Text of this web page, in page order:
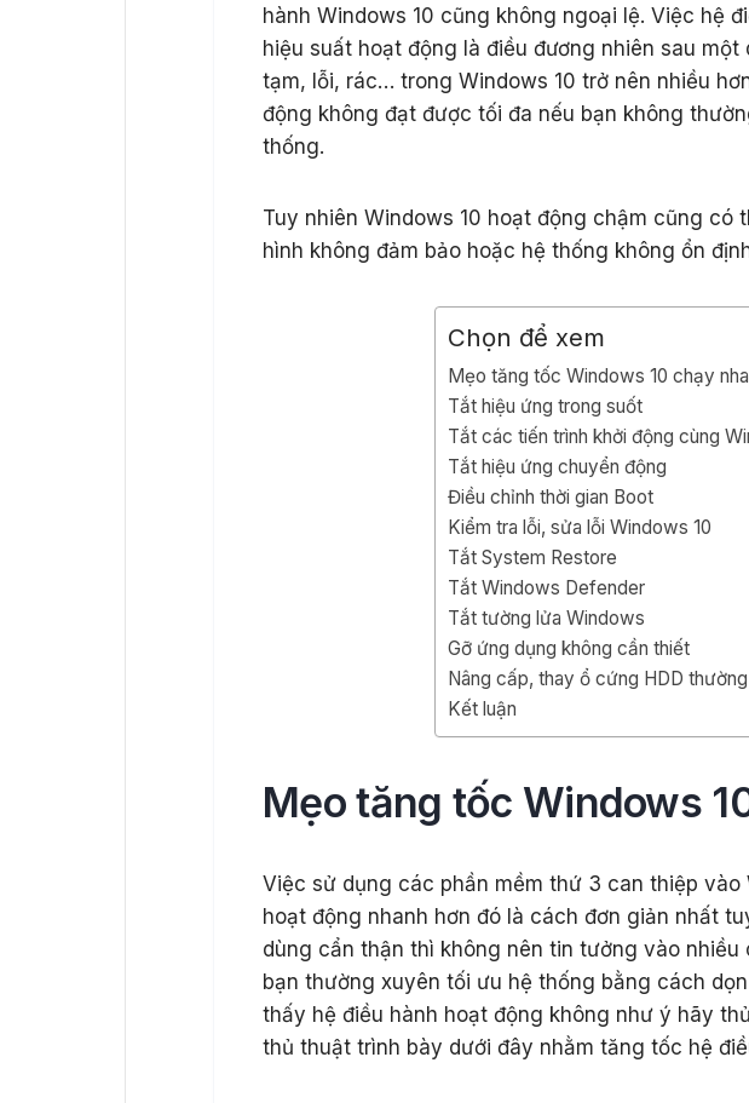
hành Windows 10 cũng không ngoại lệ. Việc hệ
hiệu suất hoạt động là điều đương nhiên sau
tạm, lỗi, rác… trong Windows 10 trở nên nhiều
động không đạt được tối đa nếu bạn không
thống.
Tuy nhiên Windows 10 hoạt động chậm cũng có
hình không đảm bảo hoặc hệ thống không ổn
Chọn để xem
Mẹo tăng tốc Windows 10 chạy
Tắt hiệu ứng trong suốt
Tắt các tiến trình khởi động cùng
Tắt hiệu ứng chuyển động
Điều chỉnh thời gian Boot
Kiểm tra lỗi, sửa lỗi Windows 10
Tắt System Restore
Tắt Windows Defender
Tắt tường lửa Windows
Gỡ ứng dụng không cần thiết
Nâng cấp, thay ổ cứng HDD
Kết luận
Mẹo tăng tốc Windows
Việc sử dụng các phần mềm thứ 3 can thiệp vào
hoạt động nhanh hơn đó là cách đơn giản nhất
dùng cẩn thận thì không nên tin tưởng vào nhiều
bạn thường xuyên tối ưu hệ thống bằng cách
thấy hệ điều hành hoạt động không như ý hãy
thủ thuật trình bày dưới đây nhằm tăng tốc hệ